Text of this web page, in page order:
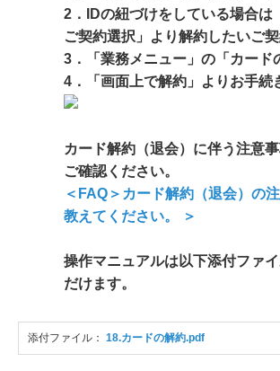
2．IDの紐づけをしている場合は
ご契約選択」より解約したいご
3．「業務メニュー」の「カード
4．「画面上で解約」よりお手続
カード解約（退会）に伴う注意
ご確認ください。
＜FAQ＞カード解約（退会）の
教えてください。 ＞
操作マニュアルは以下添付ファ
だけます。
添付ファイル： 18.カードの解約.pdf